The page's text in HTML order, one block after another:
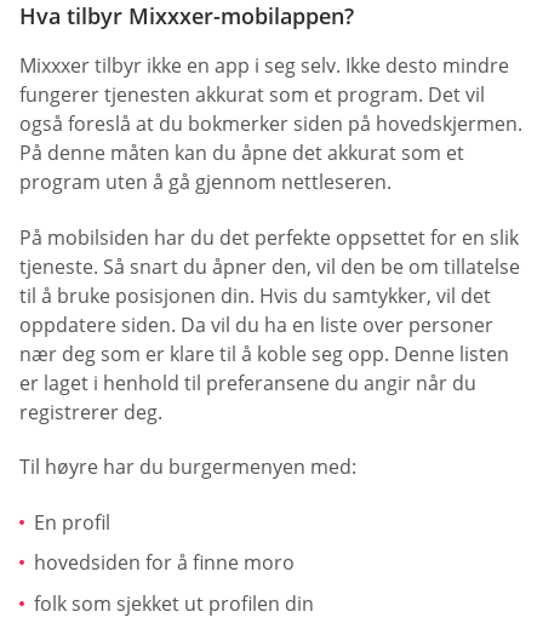
Hva tilbyr Mixxxer-mobilappen?
Mixxxer tilbyr ikke en app i seg selv. Ikke desto mindre
fungerer tjenesten akkurat som et program. Det vil
også foreslå at du bokmerker siden på hovedskjermen.
På denne måten kan du åpne det akkurat som et
program uten å gå gjennom nettleseren.
På mobilsiden har du det perfekte oppsettet for en slik
tjeneste. Så snart du åpner den, vil den be om tillatelse
til å bruke posisjonen din. Hvis du samtykker, vil det
oppdatere siden. Da vil du ha en liste over personer
nær deg som er klare til å koble seg opp. Denne listen
er laget i henhold til preferansene du angir når du
registrerer deg.
Til høyre har du burgermenyen med:
En profil
hovedsiden for å finne moro
folk som sjekket ut profilen din